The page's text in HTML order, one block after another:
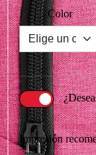
Color
Impresión